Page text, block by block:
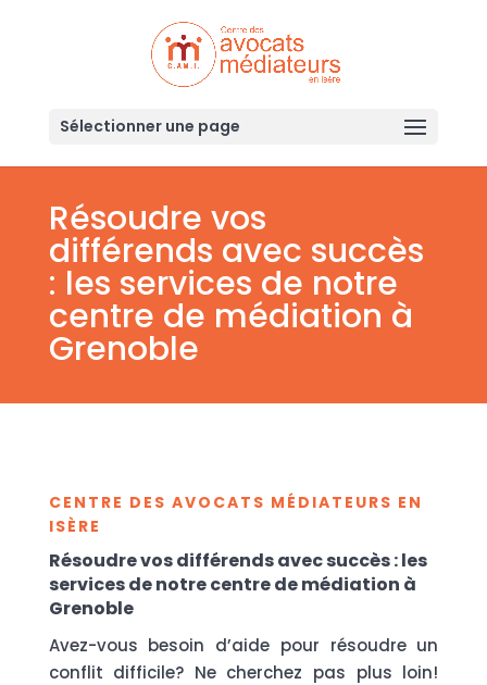
Sélectionner une page
Résoudre vos
différends avec succès
: les services de notre
centre de médiation à
Grenoble
CENTRE DES AVOCATS MÉDIATEURS EN
ISÈRE
Résoudre vos différends avec succès : les
services de notre centre de médiation à
Grenoble
Avez-vous besoin d’aide pour résoudre un
conflit difficile? Ne cherchez pas plus loin!